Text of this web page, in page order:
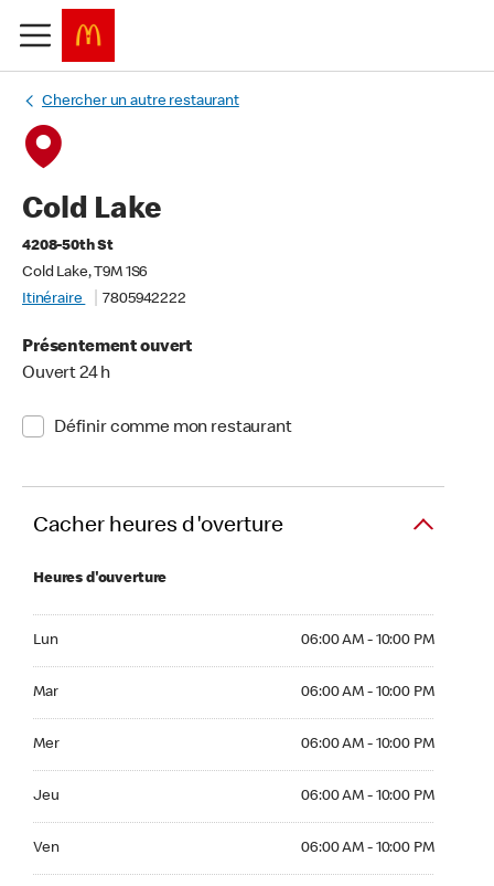
Chercher un autre restaurant
Cold Lake
4208-50th St
Cold Lake, T9M 1S6
Itinéraire
7805942222
Présentement ouvert
Ouvert 24 h
Définir comme mon restaurant
Cacher heures d'overture
Heures d'ouverture
Lun 06:00 AM - 10:00 PM
Mar 06:00 AM - 10:00 PM
Mer 06:00 AM - 10:00 PM
Jeu 06:00 AM - 10:00 PM
Ven 06:00 AM - 10:00 PM